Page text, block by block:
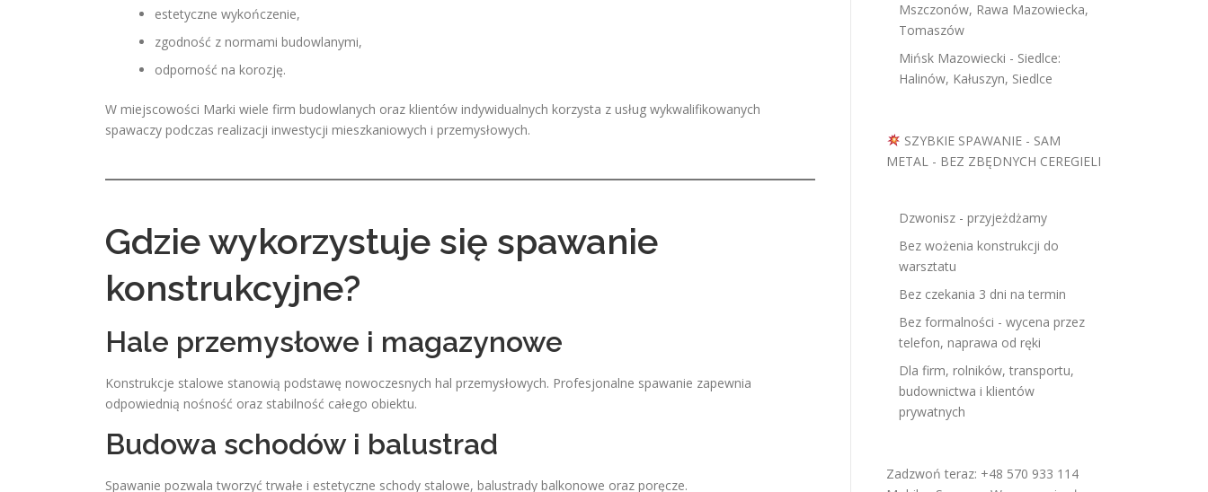
estetyczne wykończenie,
zgodność z normami budowlanymi,
odporność na korozję.
W miejscowości Marki wiele firm budowlanych oraz klientów indywidualnych korzysta z usług wykwalifikowanych
spawaczy podczas realizacji inwestycji mieszkaniowych i przemysłowych.
Gdzie wykorzystuje się spawanie
konstrukcyjne?
Hale przemysłowe i magazynowe
Konstrukcje stalowe stanowią podstawę nowoczesnych hal przemysłowych. Profesjonalne spawanie zapewnia
odpowiednią nośność oraz stabilność całego obiektu.
Budowa schodów i balustrad
Spawanie pozwala tworzyć trwałe i estetyczne schody stalowe, balustrady balkonowe oraz poręcze.
Mszczonów, Rawa Mazowiecka,
Tomaszów
Mińsk Mazowiecki - Siedlce:
Halinów, Kałuszyn, Siedlce
SZYBKIE SPAWANIE - SAM
METAL - BEZ ZBĘDNYCH CEREGIELI
Dzwonisz - przyjeżdżamy
Bez wożenia konstrukcji do
warsztatu
Bez czekania 3 dni na termin
Bez formalności - wycena przez
telefon, naprawa od ręki
Dla firm, rolników, transportu,
budownictwa i klientów
prywatnych
Zadzwoń teraz: +48 570 933 114